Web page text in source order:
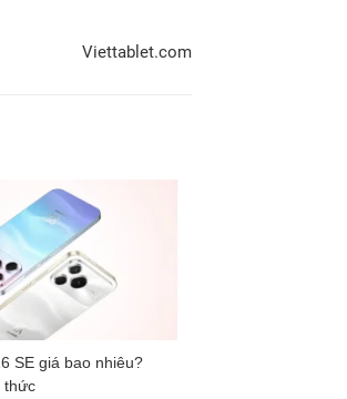
Viettablet.com
SE giá bao nhiêu?
thức